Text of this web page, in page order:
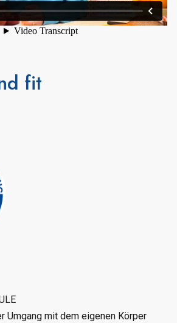
fit
Umgang mit dem eigenen Körper